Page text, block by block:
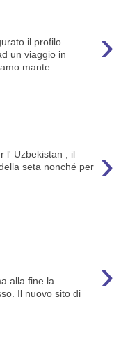
›
il profilo
un viaggio in
mante...
›
l' Uzbekistan , il
seta nonché per
›
alla fine la
Il nuovo sito di